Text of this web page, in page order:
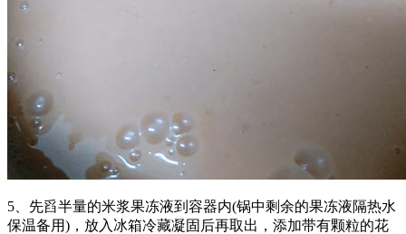
5、先舀半量的米浆果冻液到容器内(锅中剩余的果冻液隔热水
保温备用)，放入冰箱冷藏凝固后再取出，添加带有颗粒的花